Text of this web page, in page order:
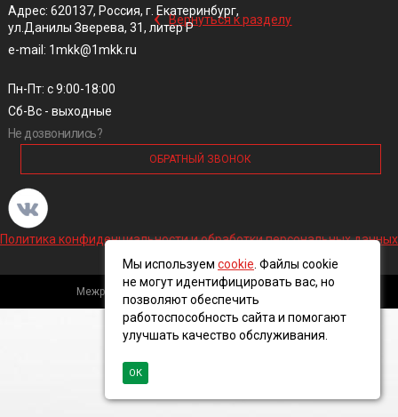
‹ Вернуться к разделу
Адрес: 620137, Россия, г. Екатеринбург,
ул.Данилы Зверева, 31, литер Р
e-mail: 1mkk@1mkk.ru
Пн-Пт: с 9:00-18:00
Сб-Вс - выходные
Не дозвонились?
ОБРАТНЫЙ ЗВОНОК
Политика конфиденциальности и обработки персональных данных
Межрегиональная кабельная компания, 2016 ©
Мы используем cookie . Файлы cookie
не могут идентифицировать вас, но
позволяют обеспечить
работоспособность сайта и помогают
улучшать качество обслуживания.
ОК